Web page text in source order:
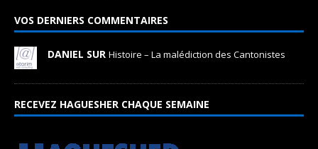
VOS DERNIERS COMMENTAIRES
DANIEL SUR Histoire – La malédiction des Cantonistes
RECEVEZ HAGUESHER CHAQUE SEMAINE